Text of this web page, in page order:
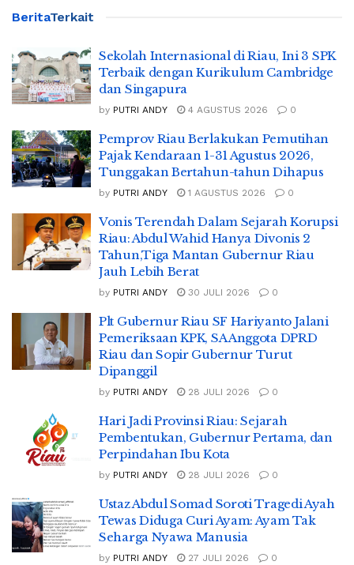
BeritaTerkait
Sekolah Internasional di Riau, Ini 3 SPK
Terbaik dengan Kurikulum Cambridge
dan Singapura
by PUTRI ANDY 4 AGUSTUS 2026 0
Pemprov Riau Berlakukan Pemutihan
Pajak Kendaraan 1-31 Agustus 2026,
Tunggakan Bertahun-tahun Dihapus
by PUTRI ANDY 1 AGUSTUS 2026 0
Vonis Terendah Dalam Sejarah Korupsi
Riau: Abdul Wahid Hanya Divonis 2
Tahun,Tiga Mantan Gubernur Riau
Jauh Lebih Berat
by PUTRI ANDY 30 JULI 2026 0
Plt Gubernur Riau SF Hariyanto Jalani
Pemeriksaan KPK, SA Anggota DPRD
Riau dan Sopir Gubernur Turut
Dipanggil
by PUTRI ANDY 28 JULI 2026 0
Hari Jadi Provinsi Riau: Sejarah
Pembentukan, Gubernur Pertama, dan
Perpindahan Ibu Kota
by PUTRI ANDY 28 JULI 2026 0
Ustaz Abdul Somad Soroti Tragedi Ayah
Tewas Diduga Curi Ayam: Ayam Tak
Seharga Nyawa Manusia
by PUTRI ANDY 27 JULI 2026 0